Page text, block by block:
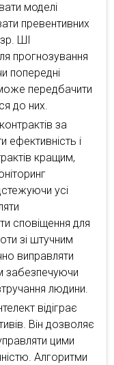
моделі
превентивних
ШІ
прогнозування
попередні
передбачити
до них.
за
і
кращим,
усі
сповіщення для
зі штучним
виправляти
забезпечуючи
людини.
відіграє
Він дозволяє
цими
Алгоритми